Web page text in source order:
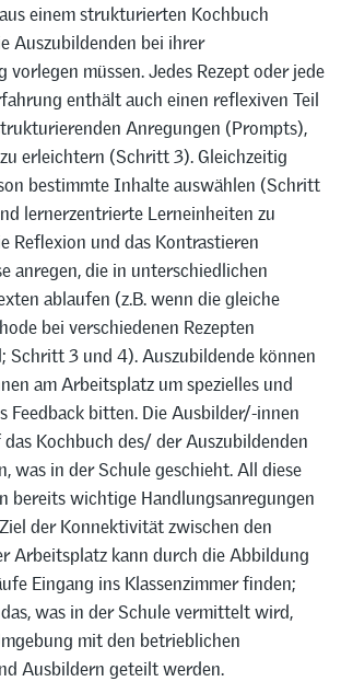
einem strukturierten Kochbuch
Auszubildenden bei ihrer
müssen. Jedes Rezept oder jede
enthält auch einen reflexiven Teil
Anregungen (Prompts),
erleichtern (Schritt 3). Gleichzeitig
bestimmte Inhalte auswählen (Schritt
lernerzentrierte Lerneinheiten zu
Reflexion und das Kontrastieren
anregen, die in unterschiedlichen
ablaufen (z.B. wenn die gleiche
bei verschiedenen Rezepten
Schritt 3 und 4). Auszubildende können
am Arbeitsplatz um spezielles und
Feedback bitten. Die Ausbilder/-innen
Kochbuch des/ der Auszubildenden
was in der Schule geschieht. All diese
bereits wichtige Handlungsanregungen
der Konnektivität zwischen den
Arbeitsplatz kann durch die Abbildung
Eingang ins Klassenzimmer finden;
was in der Schule vermittelt wird,
mit den betrieblichen
Ausbildern geteilt werden.